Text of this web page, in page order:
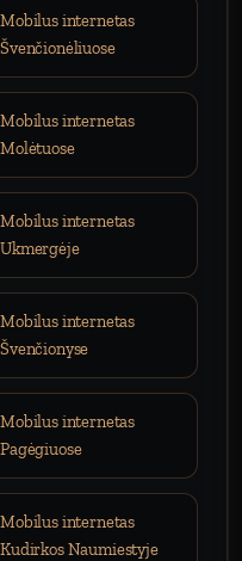
Mobilus internetas
Švenčionėliuose
Mobilus internetas
Molėtuose
Mobilus internetas
Ukmergėje
Mobilus internetas
Švenčionyse
Mobilus internetas
Pagėgiuose
Mobilus internetas
Kudirkos Naumiestyje